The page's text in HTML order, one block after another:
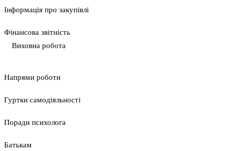
Інформація про закупівлі
Фінансова звітність
Виховна робота
Напрями роботи
Гуртки самодіяльності
Поради психолога
Батькам